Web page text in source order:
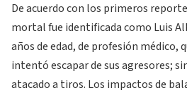
De acuerdo con los primeros
mortal fue identificada como Luis
años de edad, de profesión médico,
intentó escapar de sus agresores;
atacado a tiros. Los impactos de